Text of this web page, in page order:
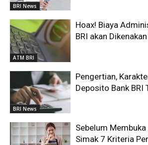
BRI News
ATM BRI
Hoax! Biaya
BRI akan
BRI News
Pengertian,
Deposito Bank BRI
Sebelum
Simak 7 Kriteria